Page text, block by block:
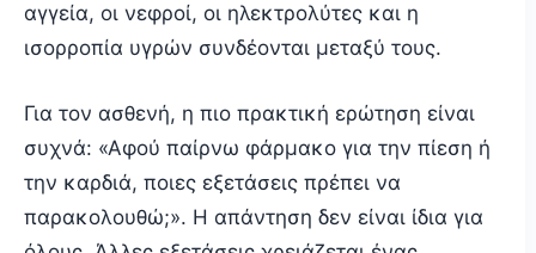
αγγεία, οι νεφροί, οι ηλεκτρολύτες και η
ισορροπία υγρών συνδέονται μεταξύ τους.
Για τον ασθενή, η πιο πρακτική ερώτηση είναι
συχνά: «Αφού παίρνω φάρμακο για την πίεση ή
την καρδιά, ποιες εξετάσεις πρέπει να
παρακολουθώ;». Η απάντηση δεν είναι ίδια για